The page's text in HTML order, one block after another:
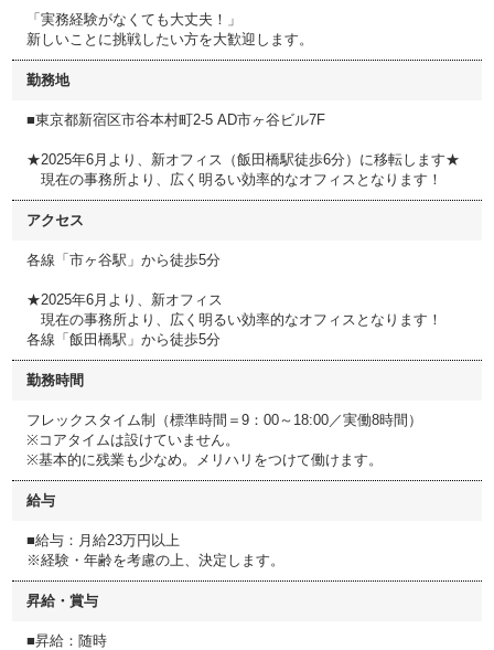
「実務経験がなくても大丈夫！」
新しいことに挑戦したい方を大歓迎します。
勤務地
■東京都新宿区市谷本村町2-5 AD市ヶ谷ビル7F
★2025年6月より、新オフィス（飯田橋駅徒歩6分）に移転します★
現在の事務所より、広く明るい効率的なオフィスとなります！
アクセス
各線「市ヶ谷駅」から徒歩5分
★2025年6月より、新オフィス
現在の事務所より、広く明るい効率的なオフィスとなります！
各線「飯田橋駅」から徒歩5分
勤務時間
フレックスタイム制（標準時間＝9：00～18:00／実働8時間）
※コアタイムは設けていません。
※基本的に残業も少なめ。メリハリをつけて働けます。
給与
■給与：月給23万円以上
※経験・年齢を考慮の上、決定します。
昇給・賞与
■昇給：随時